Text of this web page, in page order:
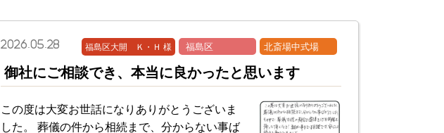
2026.05.28 福島区大開 Ｋ・Ｈ 様 福島区 北斎場中式場
御社にご相談でき、本当に良かったと思います
この度は大変お世話になりありがとうございま
した。 葬儀の件から相続まで、分からない事ば